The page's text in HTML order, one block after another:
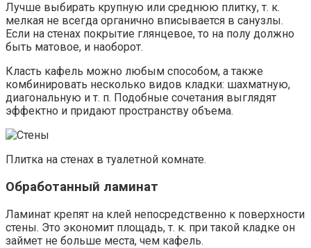
Лучше выбирать крупную или среднюю плитку, т. к.
мелкая не всегда органично вписывается в санузлы.
Если на стенах покрытие глянцевое, то на полу должно
быть матовое, и наоборот.
Класть кафель можно любым способом, а также
комбинировать несколько видов кладки: шахматную,
диагональную и т. п. Подобные сочетания выглядят
эффектно и придают пространству объема.
Плитка на стенах в туалетной комнате.
Обработанный ламинат
Ламинат крепят на клей непосредственно к поверхности
стены. Это экономит площадь, т. к. при такой кладке он
займет не больше места, чем кафель.